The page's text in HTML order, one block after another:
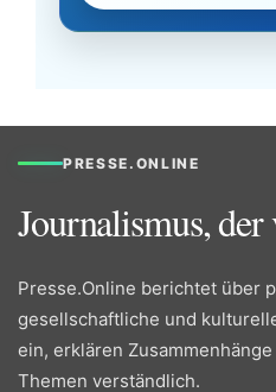
PRESSE.ONLINE
Journalismus, der
Presse.Online berichtet über
gesellschaftliche und
ein, erklären
Themen verständlich.